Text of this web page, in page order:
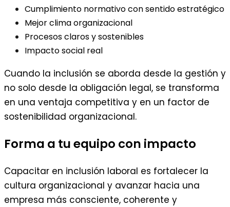
Cumplimiento normativo con sentido estratégico
Mejor clima organizacional
Procesos claros y sostenibles
Impacto social real
Cuando la inclusión se aborda desde la gestión y
no solo desde la obligación legal, se transforma
en una ventaja competitiva y en un factor de
sostenibilidad organizacional.
Forma a tu equipo con impacto
Capacitar en inclusión laboral es fortalecer la
cultura organizacional y avanzar hacia una
empresa más consciente, coherente y